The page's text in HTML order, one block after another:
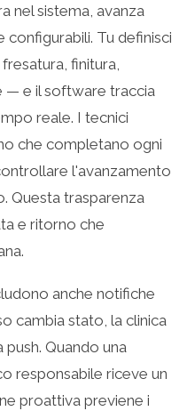
nel sistema, avanza
Tu definisci
finitura,
— e il software traccia
reale. I tecnici
che completano ogni
l'avanzamento
Questa trasparenza
e ritorno che
anche notifiche
cambia stato, la clinica
Quando una
responsabile riceve un
proattiva previene i